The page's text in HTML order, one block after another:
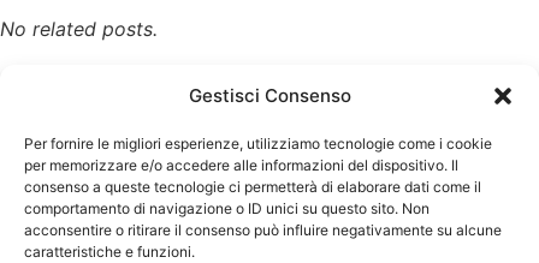
Gestisci Consenso
Per fornire le migliori esperienze, utilizziamo tecnologie come i cookie
per memorizzare e/o accedere alle informazioni del dispositivo. Il
consenso a queste tecnologie ci permetterà di elaborare dati come il
comportamento di navigazione o ID unici su questo sito. Non
acconsentire o ritirare il consenso può influire negativamente su alcune
caratteristiche e funzioni.
No related posts.